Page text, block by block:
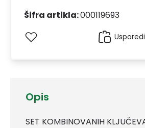
Opis
SET KOMBINOVANIH
Šifra artikla:000119693
Usporedi